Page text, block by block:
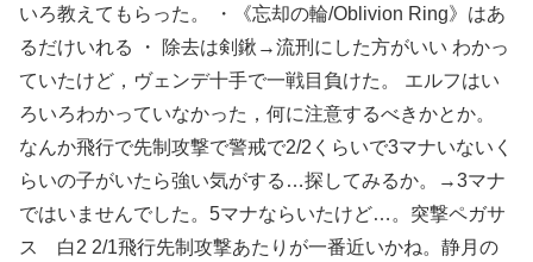
いろ教えてもらった。 ・《忘却の輪/Oblivion Ring》はあ
るだけいれる ・ 除去は剣鍬→流刑にした方がいい わかっ
ていたけど，ヴェンデ十手で一戦目負けた。 エルフはい
ろいろわかっていなかった，何に注意するべきかとか。
なんか飛行で先制攻撃で警戒で2/2くらいで3マナいないく
らいの子がいたら強い気がする…探してみるか。→3マナ
ではいませんでした。5マナならいたけど…。突撃ペガサ
ス 白2 2/1飛行先制攻撃あたりが一番近いかね。静月の